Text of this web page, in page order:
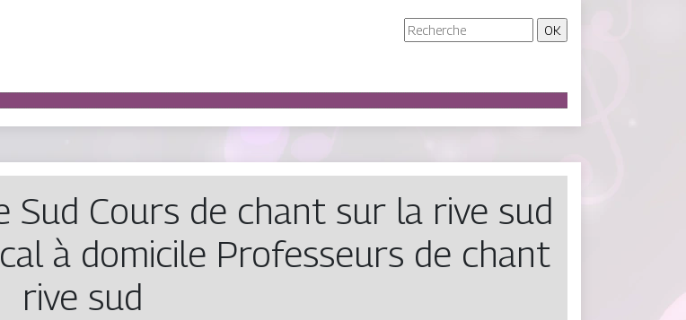
Sud Cours de chant sur la rive sud
à domicile Professeurs de chant
rive sud